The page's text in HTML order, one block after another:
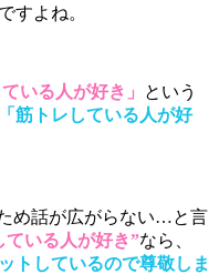
すよね。
ている人が好き」
という
「筋トレしている人が好
め話が広がらない…と言
ている人が好き”なら、
トしているので尊敬しま